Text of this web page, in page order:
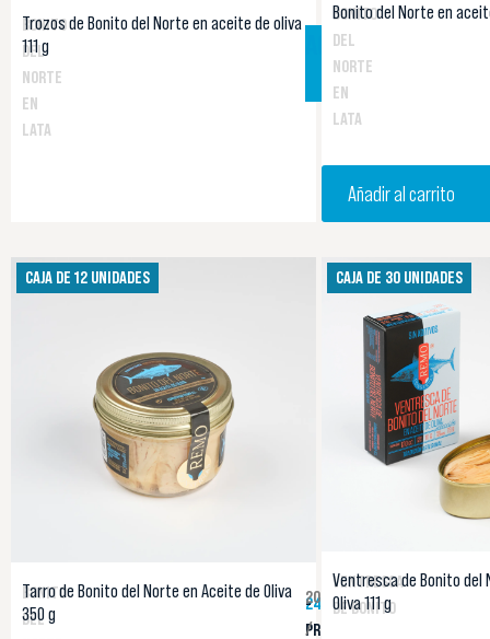
BONITO
DEL
NORTE
EN
LATA
Trozos de Bonito del Norte en aceite de oliva
111 g
AGOTADO
Aviso de
disponibilidad
BONITO
DEL
NORTE
EN
LATA
Bonito del Norte en
Añadir al carrito
CAJA DE 12 UNIDADES
BONITO
DEL
Tarro de Bonito del Norte en Aceite de Oliva
350 g
242,40 €
-
PRECIO
20,20 €
/
CAJA DE 30 UNIDADES
VENTRESCA
DE BONITO
Ventresca de Bonito del
Oliva 111 g